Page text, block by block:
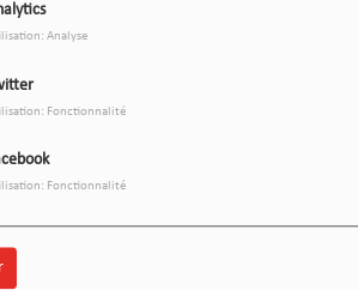
Analyse
Fonctionnalité
Fonctionnalité